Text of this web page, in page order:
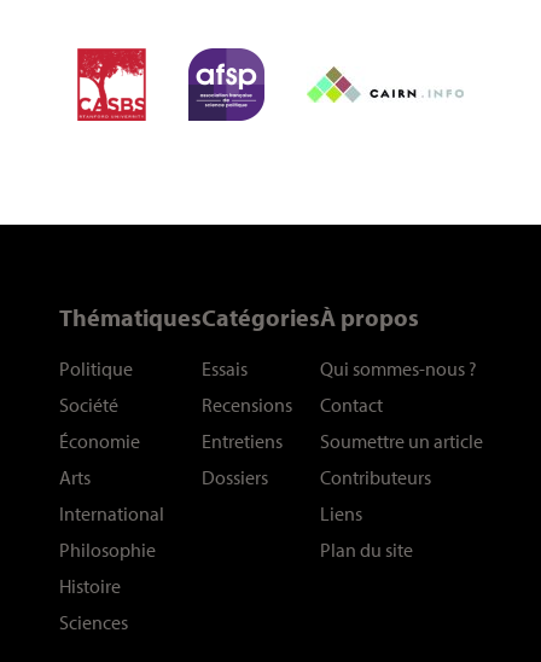
Thématiques
Politique
Société
Économie
Arts
International
Philosophie
Histoire
Sciences
Catégories
Essais
Recensions
Entretiens
Dossiers
À propos
Qui sommes-nous ?
Contact
Soumettre un article
Contributeurs
Liens
Plan du site